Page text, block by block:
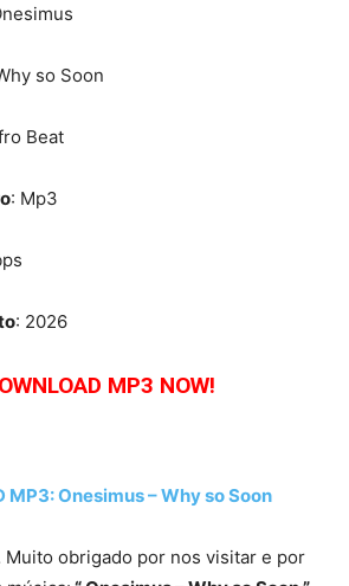
so Soon
Beat
: Mp3
: 2026
MP3 NOW!
MP3: Onesimus – Why so Soon
obrigado por nos visitar e por